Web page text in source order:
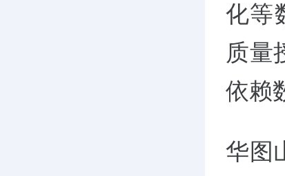
化等
质量
依赖
华图